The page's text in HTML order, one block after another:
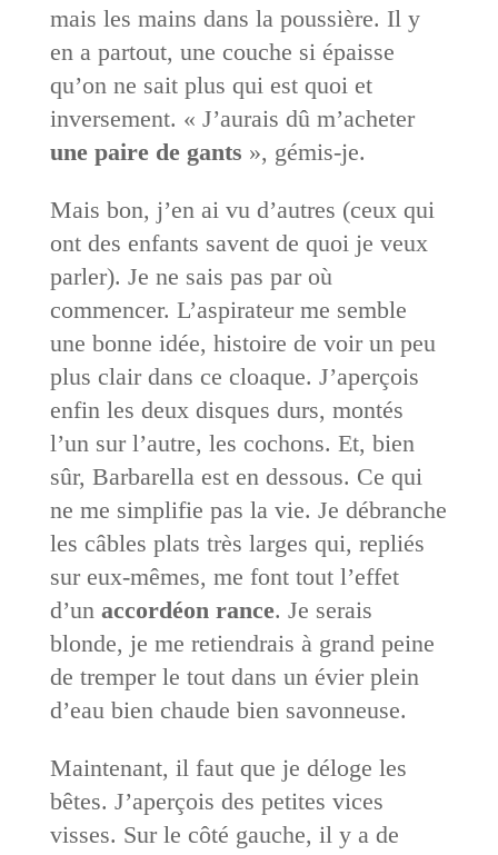
mais les mains dans la poussière. Il y
en a partout, une couche si épaisse
qu’on ne sait plus qui est quoi et
inversement. « J’aurais dû m’acheter
une paire de gants », gémis-je.
Mais bon, j’en ai vu d’autres (ceux qui
ont des enfants savent de quoi je veux
parler). Je ne sais pas par où
commencer. L’aspirateur me semble
une bonne idée, histoire de voir un peu
plus clair dans ce cloaque. J’aperçois
enfin les deux disques durs, montés
l’un sur l’autre, les cochons. Et, bien
sûr, Barbarella est en dessous. Ce qui
ne me simplifie pas la vie. Je débranche
les câbles plats très larges qui, repliés
sur eux-mêmes, me font tout l’effet
d’un accordéon rance. Je serais
blonde, je me retiendrais à grand peine
de tremper le tout dans un évier plein
d’eau bien chaude bien savonneuse.
Maintenant, il faut que je déloge les
bêtes. J’aperçois des petites vices
visses. Sur le côté gauche, il y a de